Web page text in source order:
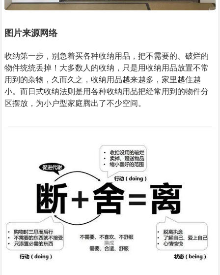
图片来源网络
收纳第一步，别急着买各种收纳用品，把不需要的、破烂的
物件统统丢掉！大多数人的收纳，只是用收纳用品放置不常
用到的杂物，久而久之，收纳用品越来越多，家里越住越
小。而日式收纳法则是用各种收纳用品把经常用到的物件分
区摆放，为小户型家庭腾出了不少空间。